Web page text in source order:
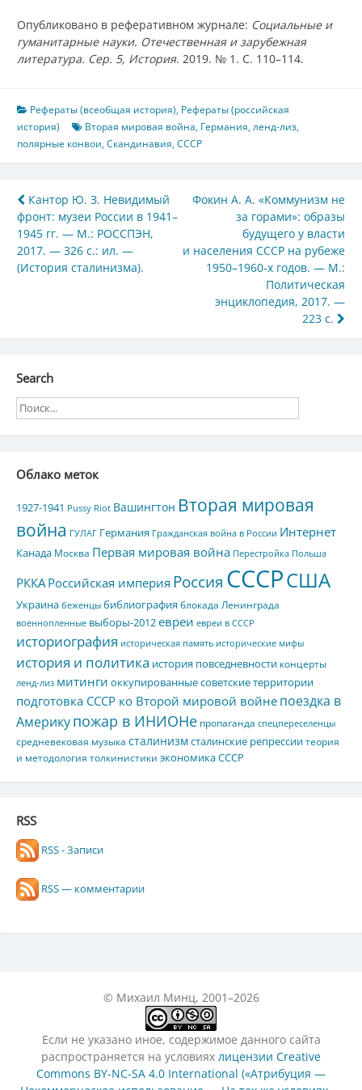
Опубликовано в реферативном журнале: Социальные и
гуманитарные науки. Отечественная и зарубежная
литература. Сер. 5, История. 2019. № 1. С. 110–114.
Рефераты (всеобщая история), Рефераты (российская
история)
Вторая мировая война, Германия,ленд-лиз,
полярные конвои,Скандинавия,СССР
Навигация
по
записям
Кантор Ю. З. Невидимый
фронт: музеи России в 1941–
1945 гг. — М.: РОССПЭН,
2017. — 326 с.: ил. —
(История сталинизма).
Фокин А. А. «Коммунизм не
за горами»: образы
будущего у власти
и населения СССР на рубеже
1950–1960‑х годов. — М.:
Политическая
энциклопедия, 2017. —
223 с.
Search
Облако меток
1927-1941 Pussy Riot Вашингтон Вторая мировая
война ГУЛАГ Германия Гражданская война в России Интернет
Канада Москва Первая мировая война Перестройка Польша
РККА Российская империя Россия СССРСША
Украина беженцы библиография блокада Ленинграда
военнопленные выборы-2012евреи евреи в СССР
историография историческая память исторические мифы
история и политика история повседневности концерты
ленд-лиз митинги оккупированные советские территории
подготовка СССР ко Второй мировой войнепоездка в
Америкупожар в ИНИОНе пропаганда спецпереселенцы
средневековая музыка сталинизмсталинские репрессиитеория
и методология толкинистики экономика СССР
RSS
RSS - Записи
RSS — комментарии
© Михаил Минц, 2001–2026
Если не указано иное, содержимое данного сайта
распространяется на условиях лицензии Creative
Commons BY-NC-SA 4.0 International («Атрибуция —